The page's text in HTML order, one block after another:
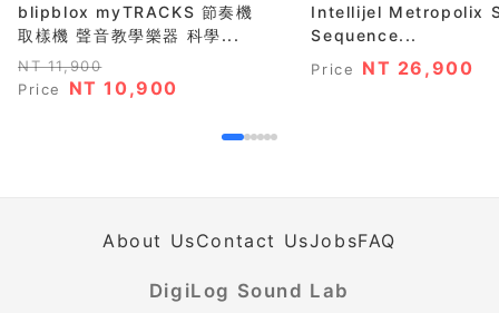
blipblox myTRACKS 節奏機
取樣機 聲音教學樂器 科學...
NT 11,900
Price
NT 10,900
Intellijel Metropolix
Sequence...
Price NT 26,900
About UsContact UsJobsFAQ
DigiLog Sound Lab